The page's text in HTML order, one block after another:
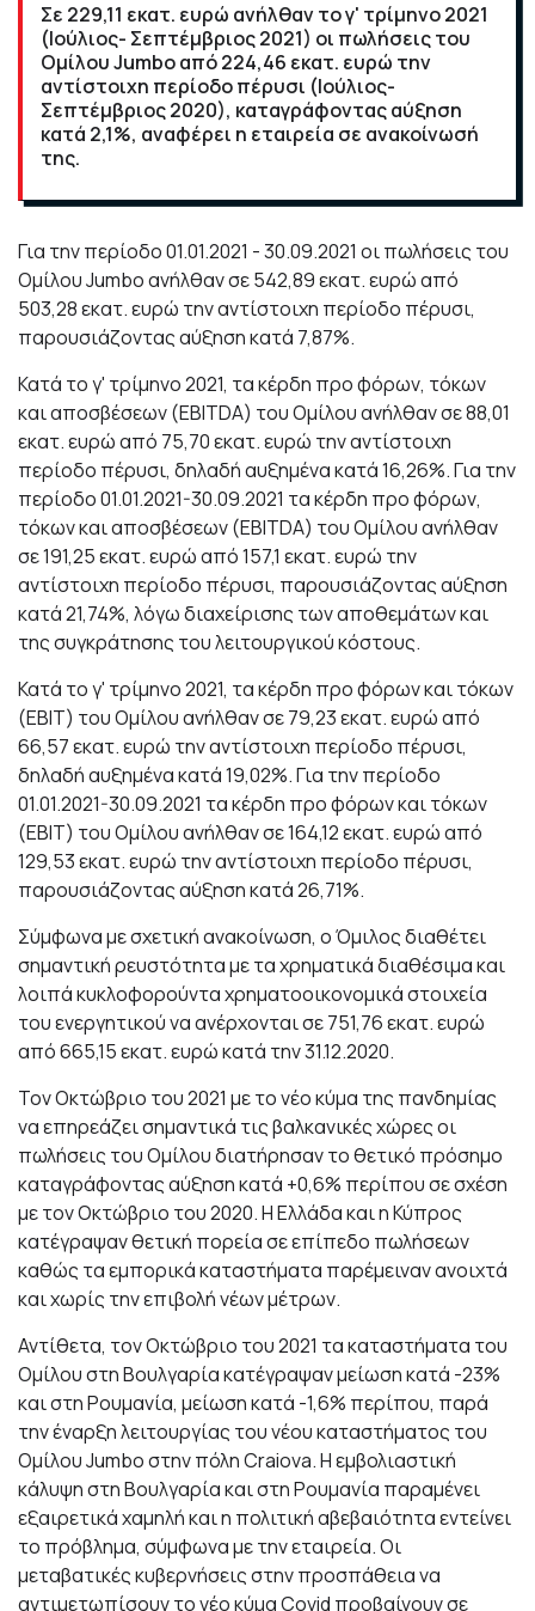
Σε 229,11 εκατ. ευρώ ανήλθαν το γ' τρίμηνο 2021
(Ιούλιος- Σεπτέμβριος 2021) οι πωλήσεις του
Ομίλου Jumbo από 224,46 εκατ. ευρώ την
αντίστοιχη περίοδο πέρυσι (Ιούλιος-
Σεπτέμβριος 2020), καταγράφοντας αύξηση
κατά 2,1%, αναφέρει η εταιρεία σε ανακοίνωσή
της.
Για την περίοδο 01.01.2021 - 30.09.2021 οι πωλήσεις του
Ομίλου Jumbo ανήλθαν σε 542,89 εκατ. ευρώ από
503,28 εκατ. ευρώ την αντίστοιχη περίοδο πέρυσι,
παρουσιάζοντας αύξηση κατά 7,87%.
Κατά το γ' τρίμηνο 2021, τα κέρδη προ φόρων, τόκων
και αποσβέσεων (EBITDA) του Ομίλου ανήλθαν σε 88,01
εκατ. ευρώ από 75,70 εκατ. ευρώ την αντίστοιχη
περίοδο πέρυσι, δηλαδή αυξημένα κατά 16,26%. Για την
περίοδο 01.01.2021-30.09.2021 τα κέρδη προ φόρων,
τόκων και αποσβέσεων (EBITDA) του Ομίλου ανήλθαν
σε 191,25 εκατ. ευρώ από 157,1 εκατ. ευρώ την
αντίστοιχη περίοδο πέρυσι, παρουσιάζοντας αύξηση
κατά 21,74%, λόγω διαχείρισης των αποθεμάτων και
της συγκράτησης του λειτουργικού κόστους.
Κατά το γ' τρίμηνο 2021, τα κέρδη προ φόρων και τόκων
(ΕΒΙΤ) του Ομίλου ανήλθαν σε 79,23 εκατ. ευρώ από
66,57 εκατ. ευρώ την αντίστοιχη περίοδο πέρυσι,
δηλαδή αυξημένα κατά 19,02%. Για την περίοδο
01.01.2021-30.09.2021 τα κέρδη προ φόρων και τόκων
(ΕΒΙΤ) του Ομίλου ανήλθαν σε 164,12 εκατ. ευρώ από
129,53 εκατ. ευρώ την αντίστοιχη περίοδο πέρυσι,
παρουσιάζοντας αύξηση κατά 26,71%.
Σύμφωνα με σχετική ανακοίνωση, ο Όμιλος διαθέτει
σημαντική ρευστότητα με τα χρηματικά διαθέσιμα και
λοιπά κυκλοφορούντα χρηματοοικονομικά στοιχεία
του ενεργητικού να ανέρχονται σε 751,76 εκατ. ευρώ
από 665,15 εκατ. ευρώ κατά την 31.12.2020.
Τον Οκτώβριο του 2021 με το νέο κύμα της πανδημίας
να επηρεάζει σημαντικά τις βαλκανικές χώρες οι
πωλήσεις του Ομίλου διατήρησαν το θετικό πρόσημο
καταγράφοντας αύξηση κατά +0,6% περίπου σε σχέση
με τον Οκτώβριο του 2020. Η Ελλάδα και η Κύπρος
κατέγραψαν θετική πορεία σε επίπεδο πωλήσεων
καθώς τα εμπορικά καταστήματα παρέμειναν ανοιχτά
και χωρίς την επιβολή νέων μέτρων.
Αντίθετα, τον Οκτώβριο του 2021 τα καταστήματα του
Ομίλου στη Βουλγαρία κατέγραψαν μείωση κατά -23%
και στη Ρουμανία, μείωση κατά -1,6% περίπου, παρά
την έναρξη λειτουργίας του νέου καταστήματος του
Ομίλου Jumbo στην πόλη Craiova. Η εμβολιαστική
κάλυψη στη Βουλγαρία και στη Ρουμανία παραμένει
εξαιρετικά χαμηλή και η πολιτική αβεβαιότητα εντείνει
το πρόβλημα, σύμφωνα με την εταιρεία. Οι
μεταβατικές κυβερνήσεις στην προσπάθεια να
αντιμετωπίσουν το νέο κύμα Covid προβαίνουν σε